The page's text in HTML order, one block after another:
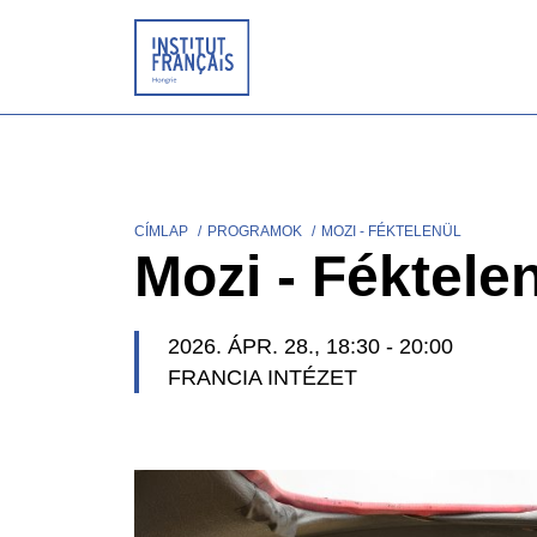
Morzsa
CÍMLAP PROGRAMOK MOZI - FÉKTELENÜL
Mozi -
2026. ÁPR. 28., 18:30 - 20:00
FRANCIA INTÉZET